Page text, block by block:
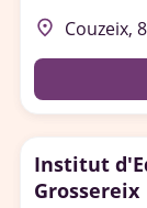
place Couzeix,
Institut
Grossereix